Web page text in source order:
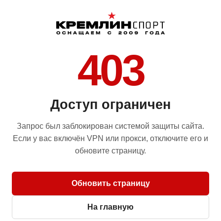
403
Доступ ограничен
Запрос был заблокирован системой защиты сайта.
Если у вас включён VPN или прокси, отключите его и
обновите страницу.
Обновить страницу
На главную